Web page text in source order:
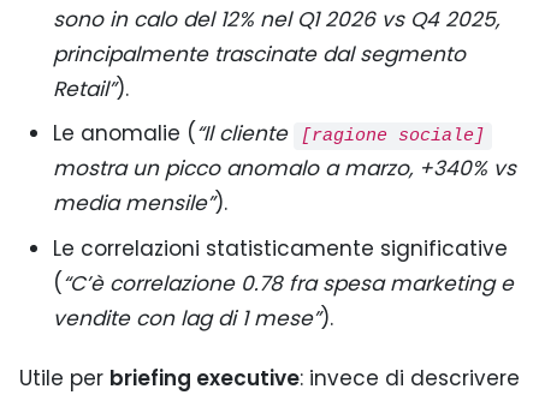
sono in calo del 12% nel Q1 2026 vs Q4 2025,
principalmente trascinate dal segmento
Retail”).
Le anomalie (“Il cliente [ragione sociale]
mostra un picco anomalo a marzo, +340% vs
media mensile”).
Le correlazioni statisticamente significative
(“C’è correlazione 0.78 fra spesa marketing e
vendite con lag di 1 mese”).
Utile per briefing executive: invece di descrivere